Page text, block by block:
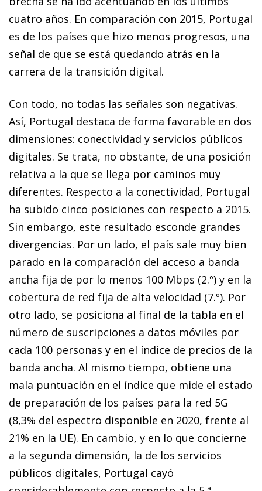
cuatro años. En comparación con 2015, Portugal
es de los países que hizo menos progresos, una
señal de que se está quedando atrás en la
carrera de la transición digital.
Con todo, no todas las señales son negativas.
Así, Portugal destaca de forma favorable en dos
dimensiones: conectividad y servicios públicos
digitales. Se trata, no obstante, de una posición
relativa a la que se llega por caminos muy
diferentes. Respecto a la conectividad, Portugal
ha subido cinco posiciones con respecto a 2015.
Sin embargo, este resultado esconde grandes
divergencias. Por un lado, el país sale muy bien
parado en la comparación del acceso a banda
ancha fija de por lo menos 100 Mbps (2.º) y en la
cobertura de red fija de alta velocidad (7.º). Por
otro lado, se posiciona al final de la tabla en el
número de suscripciones a datos móviles por
cada 100 personas y en el índice de precios de la
banda ancha. Al mismo tiempo, obtiene una
mala puntuación en el índice que mide el estado
de preparación de los países para la red 5G
(8,3% del espectro disponible en 2020, frente al
21% en la UE). En cambio, y en lo que concierne
a la se­­gunda dimensión, la de los servicios
públicos digitales, Por­­tugal cayó